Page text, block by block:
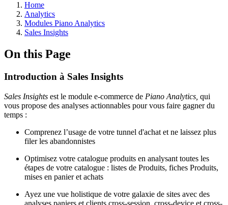
Home
Analytics
Modules Piano Analytics
Sales Insights
On this Page
Introduction à Sales Insights
Sales Insights est le module e-commerce de Piano Analytics, qui
vous propose des analyses actionnables pour vous faire gagner du
temps :
Comprenez l’usage de votre tunnel d'achat et ne laissez plus
filer les abandonnistes
Optimisez votre catalogue produits en analysant toutes les
étapes de votre catalogue : listes de Produits, fiches Produits,
mises en panier et achats
Ayez une vue holistique de votre galaxie de sites avec des
analyses paniers et clients cross-session, cross-device et cross-